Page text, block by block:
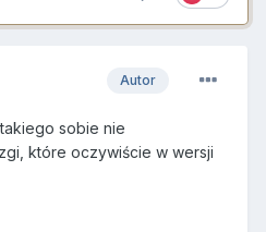
Autor
sobie nie
które oczywiście w wersji